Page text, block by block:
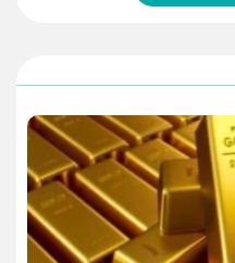
-1.0000
-1.0000